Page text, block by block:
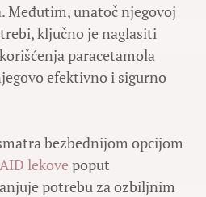
Međutim, unatoč njegovoj
ključno je naglasiti
paracetamola
efektivno i sigurno
bezbednijom opcijom
lekove poput
potrebu za ozbiljnim